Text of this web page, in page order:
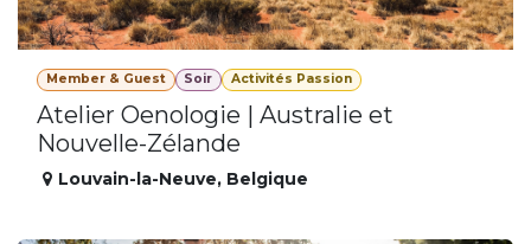
Member & Guest Soir Activités Passion
Atelier Oenologie | Australie et
Nouvelle-Zélande
Louvain-la-Neuve, Belgique